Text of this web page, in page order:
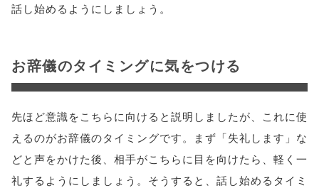
話し始めるようにしましょう。
お辞儀のタイミングに気をつける
先ほど意識をこちらに向けると説明しましたが、これに使
えるのがお辞儀のタイミングです。まず「失礼します」な
どと声をかけた後、相手がこちらに目を向けたら、軽く一
礼するようにしましょう。そうすると、話し始めるタイミ